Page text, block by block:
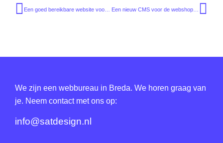
Een nieuw CMS voor de webshop Trichisboeken.nl
We zijn een webbureau in Breda. We horen graag van
je. Neem contact met ons op:
info@satdesign.nl